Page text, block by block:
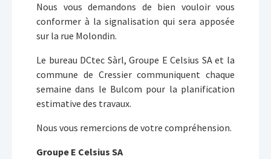
Nous vous demandons de bien vouloir vous
conformer à la signalisation qui sera apposée
sur la rue Molondin.
Le bureau DCtec Sàrl, Groupe E Celsius SA et la
commune de Cressier communiquent chaque
semaine dans le Bulcom pour la planification
estimative des travaux.
Nous vous remercions de votre compréhension.
Groupe E Celsius SA